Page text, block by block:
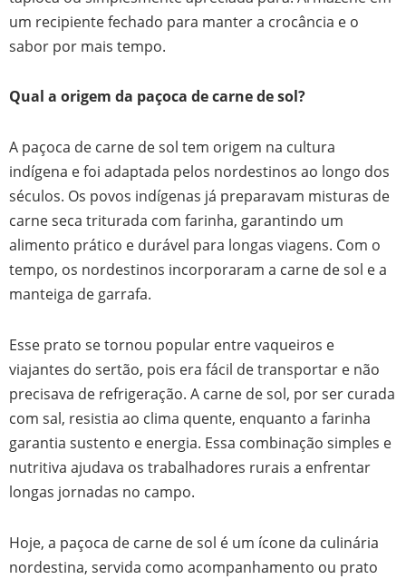
um recipiente fechado para manter a crocância e o
sabor por mais tempo.
Qual a origem da paçoca de carne de sol?
A paçoca de carne de sol tem origem na cultura
indígena e foi adaptada pelos nordestinos ao longo dos
séculos. Os povos indígenas já preparavam misturas de
carne seca triturada com farinha, garantindo um
alimento prático e durável para longas viagens. Com o
tempo, os nordestinos incorporaram a carne de sol e a
manteiga de garrafa.
Esse prato se tornou popular entre vaqueiros e
viajantes do sertão, pois era fácil de transportar e não
precisava de refrigeração. A carne de sol, por ser curada
com sal, resistia ao clima quente, enquanto a farinha
garantia sustento e energia. Essa combinação simples e
nutritiva ajudava os trabalhadores rurais a enfrentar
longas jornadas no campo.
Hoje, a paçoca de carne de sol é um ícone da culinária
nordestina, servida como acompanhamento ou prato